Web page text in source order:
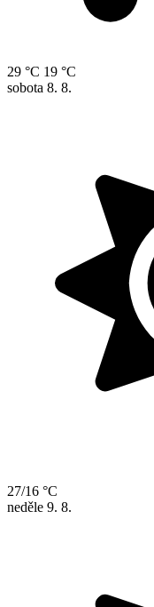
29 °C 19 °C
sobota 8. 8.
27/16 °C
neděle 9. 8.